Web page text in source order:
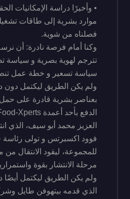
• وأخيرًا دراسة الإمكانيات
موارد بشرية إلى طاقات
فصلناه من شوية.
وكنا أمام فرصة نادرة: أن
تترجم لهوية بصرية و سياسة
سياسة تسعير و خطة عمل
ولم يكن الطريق ليكتمل دون
بعناصر بشرية قادرة على حمل
العزيز محمد أبو سيف، الذي
فوود اكسبرتس و تولى رئاسة
للمجموعة، ليقود الانتقال من
مرحلة الانتشار بقوة
ولم يكن الطريق ليكتمل أيضًا
الذي قدمه بيتهوفن طايل